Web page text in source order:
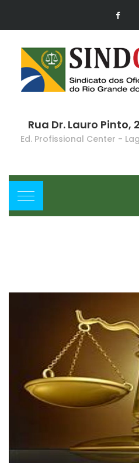
Rua Dr. Lauro Pinto,
Ed. Profissional Center -